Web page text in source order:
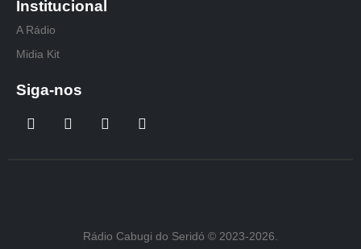
Institucional
A Rádio
Midia Kit
Siga-nos
Rádio Cabugi do Seridó © 2023-2026.